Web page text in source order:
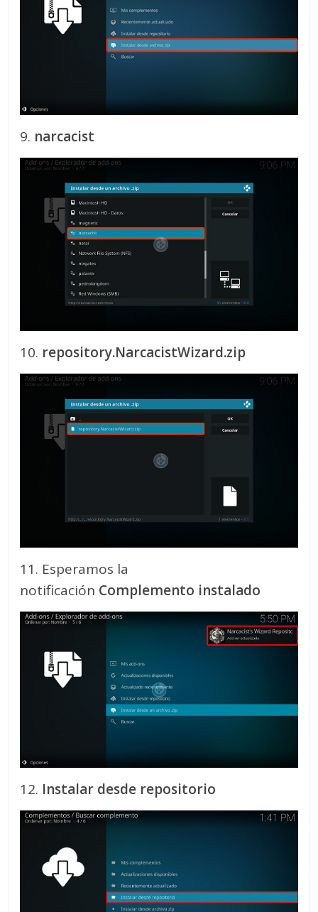
9. narcacist
10. repository.NarcacistWizard.zip
11. Esperamos la
notificación Complemento instalado
12. Instalar desde repositorio